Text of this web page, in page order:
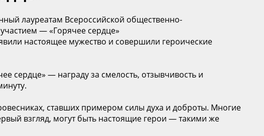
лауреатам Всероссийской общественно-
— «Горячее сердце»
настоящее мужество и совершили героические
сердце» — награду за смелость, отзывчивость и
ставших примером силы духа и доброты. Многие
взгляд, могут быть настоящие герои — такими же